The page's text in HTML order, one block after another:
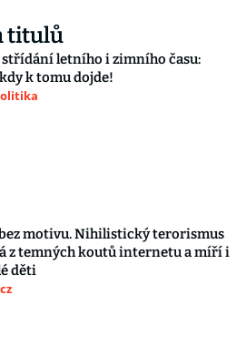
titulů
střídání letního i zimního času:
k tomu dojde!
motivu. Nihilistický terorismus
z temných koutů internetu a míří i
děti